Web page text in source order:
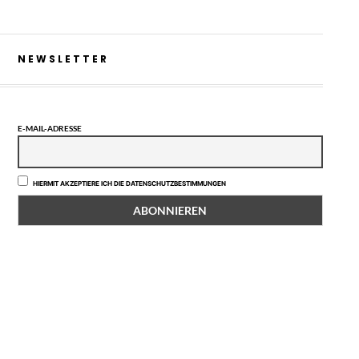
NEWSLETTER
E-MAIL-ADRESSE
HIERMIT AKZEPTIERE ICH DIE DATENSCHUTZBESTIMMUNGEN